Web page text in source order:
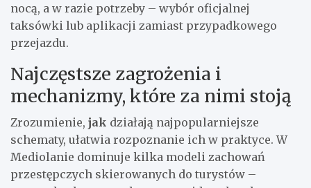
nocą, a w razie potrzeby – wybór oficjalnej
taksówki lub aplikacji zamiast przypadkowego
przejazdu.
Najczęstsze zagrożenia i
mechanizmy, które za nimi stoją
Zrozumienie, jak działają najpopularniejsze
schematy, ułatwia rozpoznanie ich w praktyce. W
Mediolanie dominuje kilka modeli zachowań
przestępczych skierowanych do turystów –